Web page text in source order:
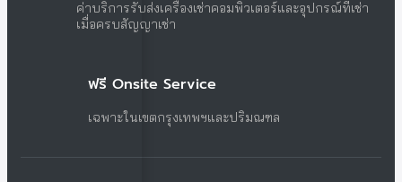
ค่าบริการรับส่งเครื่องเช่าคอมพิวเตอร์และอุปกรณ์ที่เช่า
เมื่อครบสัญญาเช่า
ฟรี Onsite Service
เฉพาะในเขตกรุงเทพฯและปริมณฑล